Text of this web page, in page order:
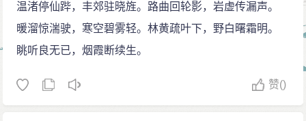
从此特别受到宠爱。不久被任命为右武候大将军。
贞观十七年（643），皇太子李承乾被废弃，魏王李
泰也因犯罪被贬，唐太宗与长孙无忌、房玄龄、李勣等
温渚停仙跸，丰郊驻晓旌。路曲回轮影，岩虚传漏声。
暖溜惊湍驶，寒空碧雾轻。林黄疏叶下，野白曙霜明。
眺听良无已，烟霞断续生。
赞()